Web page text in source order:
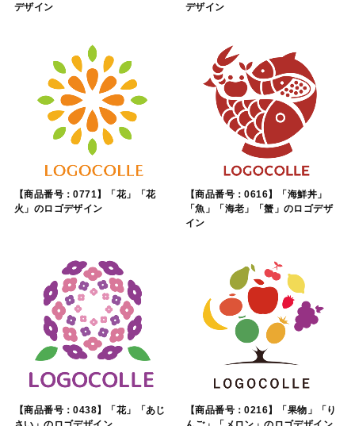
デザイン
デザイン
【商品番号：0771】「花」「花
火」のロゴデザイン
【商品番号：0616】「海鮮丼」
「魚」「海老」「蟹」のロゴデザ
イン
【商品番号：0438】「花」「あじ
【商品番号：0216】「果物」「り